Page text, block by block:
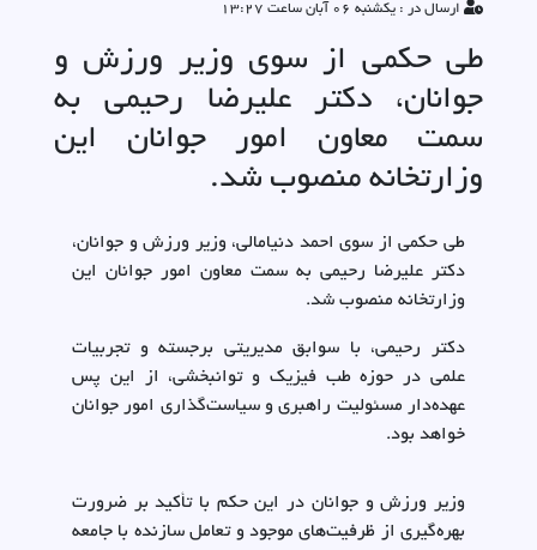
ارسال در : یکشنبه 06 آبان ساعت 13:27
طی حکمی از سوی وزیر ورزش و
جوانان، دکتر علیرضا رحیمی به
سمت معاون امور جوانان این
وزارتخانه منصوب شد.
طی حکمی از سوی احمد دنیامالی، وزیر ورزش و جوانان،
دکتر علیرضا رحیمی به سمت معاون امور جوانان این
وزارتخانه منصوب شد.
دکتر رحیمی، با سوابق مدیریتی برجسته و تجربیات
علمی در حوزه طب فیزیک و توانبخشی، از این پس
عهده‌دار مسئولیت راهبری و سیاست‌گذاری امور جوانان
خواهد بود.
وزیر ورزش و جوانان در این حکم با تأکید بر ضرورت
بهره‌گیری از ظرفیت‌های موجود و تعامل سازنده با جامعه